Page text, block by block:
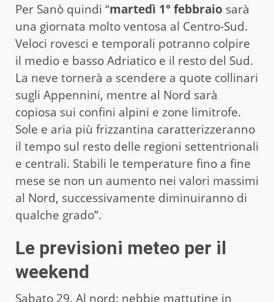
Per Sanò quindi “martedì 1° febbraio sarà
una giornata molto ventosa al Centro-Sud.
Veloci rovesci e temporali potranno colpire
il medio e basso Adriatico e il resto del Sud.
La neve tornerà a scendere a quote collinari
sugli Appennini, mentre al Nord sarà
copiosa sui confini alpini e zone limitrofe.
Sole e aria più frizzantina caratterizzeranno
il tempo sul resto delle regioni settentrionali
e centrali. Stabili le temperature fino a fine
mese se non un aumento nei valori massimi
al Nord, successivamente diminuiranno di
qualche grado”.
Le previsioni meteo per il
weekend
Sabato 29. Al nord: nebbie mattutine in